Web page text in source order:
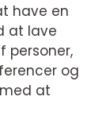
have en
at lave
personer,
og
at